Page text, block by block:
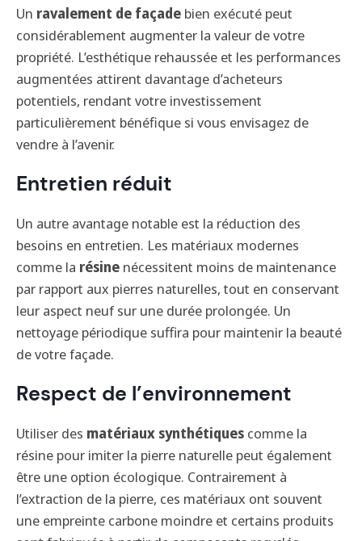
Un ravalement de façade bien exécuté peut
considérablement augmenter la valeur de votre
propriété. L’esthétique rehaussée et les performances
augmentées attirent davantage d’acheteurs
potentiels, rendant votre investissement
particulièrement bénéfique si vous envisagez de
vendre à l’avenir.
Entretien réduit
Un autre avantage notable est la réduction des
besoins en entretien. Les matériaux modernes
comme la résine nécessitent moins de maintenance
par rapport aux pierres naturelles, tout en conservant
leur aspect neuf sur une durée prolongée. Un
nettoyage périodique suffira pour maintenir la beauté
de votre façade.
Respect de l’environnement
Utiliser des matériaux synthétiques comme la
résine pour imiter la pierre naturelle peut également
être une option écologique. Contrairement à
l’extraction de la pierre, ces matériaux ont souvent
une empreinte carbone moindre et certains produits